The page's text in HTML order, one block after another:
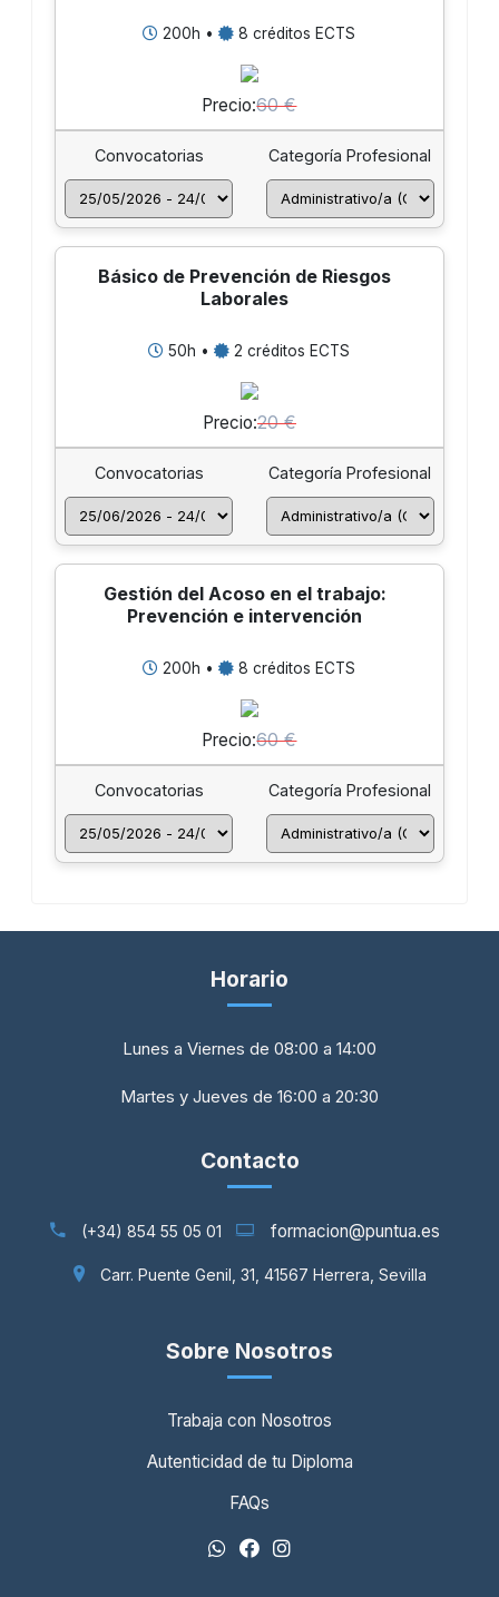
200h • 8 créditos ECTS
Precio:60 €
Convocatorias Categoría Profesional
Básico de Prevención de Riesgos
Laborales
50h • 2 créditos ECTS
Precio:20 €
Convocatorias Categoría Profesional
Gestión del Acoso en el trabajo:
Prevención e intervención
200h • 8 créditos ECTS
Precio:60 €
Convocatorias Categoría Profesional
Horario
Lunes a Viernes de 08:00 a 14:00
Martes y Jueves de 16:00 a 20:30
Contacto
(+34) 854 55 05 01 formacion@puntua.es
Carr. Puente Genil, 31, 41567 Herrera, Sevilla
Sobre Nosotros
Trabaja con Nosotros
Autenticidad de tu Diploma
FAQs